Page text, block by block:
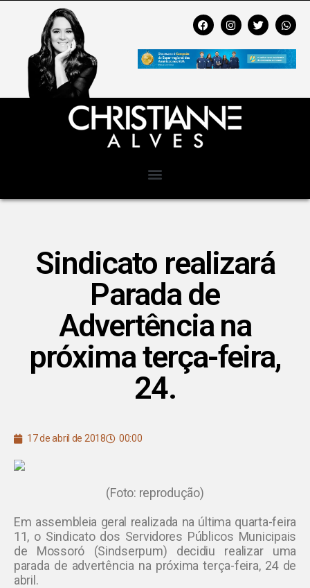
Sindicato realizará
Parada de
Advertência na
próxima terça-feira,
24.
17 de abril de 2018 00:00
(Foto: reprodução)
Em assembleia geral realizada na última quarta-feira
11, o Sindicato dos Servidores Públicos Municipais
de Mossoró (Sindserpum) decidiu realizar uma
parada de advertência na próxima terça-feira, 24 de
abril.